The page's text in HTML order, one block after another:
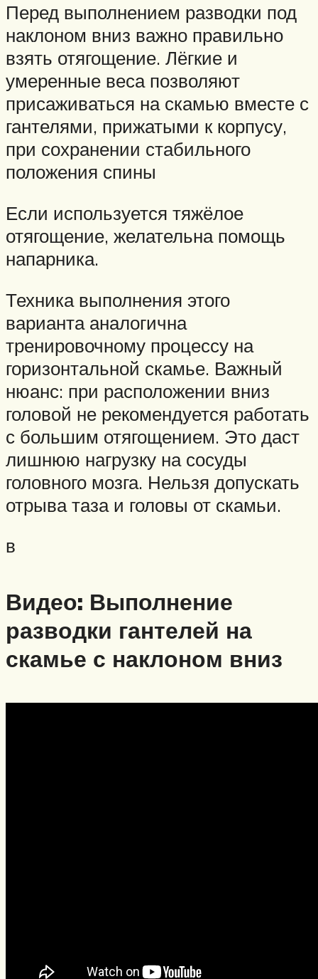
Перед выполнением разводки под
наклоном вниз важно правильно
взять отягощение. Лёгкие и
умеренные веса позволяют
присаживаться на скамью вместе с
гантелями, прижатыми к корпусу,
при сохранении стабильного
положения спины
Если используется тяжёлое
отягощение, желательна помощь
напарника.
Техника выполнения этого
варианта аналогична
тренировочному процессу на
горизонтальной скамье. Важный
нюанс: при расположении вниз
головой не рекомендуется работать
с большим отягощением. Это даст
лишнюю нагрузку на сосуды
головного мозга. Нельзя допускать
отрыва таза и головы от скамьи.
в
Видео: Выполнение
разводки гантелей на
скамье с наклоном вниз